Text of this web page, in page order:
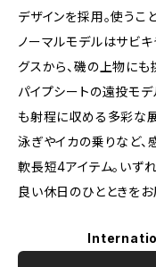
デザインを採用。使うこ
ノーマルモデルはサビ
グスから、磯の上物にも
パイプシートの遠投モ
も射程に収める多彩な
泳ぎやイカの乗りなど
軟長短4アイテム。いず
良い休日のひとときをお